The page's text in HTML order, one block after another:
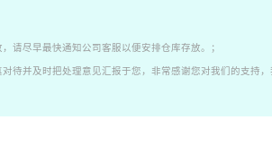
请尽早最快通知公司客服以便安排仓库存放。；
待并及时把处理意见汇报于您，非常感谢您对我们的支持，